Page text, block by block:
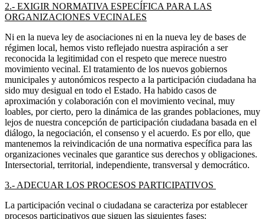
2.- EXIGIR NORMATIVA ESPECÍFICA PARA LAS
ORGANIZACIONES VECINALES
Ni en la nueva ley de asociaciones ni en la nueva ley de bases de
régimen local, hemos visto reflejado nuestra aspiración a ser
reconocida la legitimidad con el respeto que merece nuestro
movimiento vecinal. El tratamiento de los nuevos gobiernos
municipales y autonómicos respecto a la participación ciudadana ha
sido muy desigual en todo el Estado. Ha habido casos de
aproximación y colaboración con el movimiento vecinal, muy
loables, por cierto, pero la dinámica de las grandes poblaciones, muy
lejos de nuestra concepción de participación ciudadana basada en el
diálogo, la negociación, el consenso y el acuerdo. Es por ello, que
mantenemos la reivindicación de una normativa específica para las
organizaciones vecinales que garantice sus derechos y obligaciones.
Intersectorial, territorial, independiente, transversal y democrático.
3.- ADECUAR LOS PROCESOS PARTICIPATIVOS
La participación vecinal o ciudadana se caracteriza por establecer
procesos participativos que siguen las siguientes fases: